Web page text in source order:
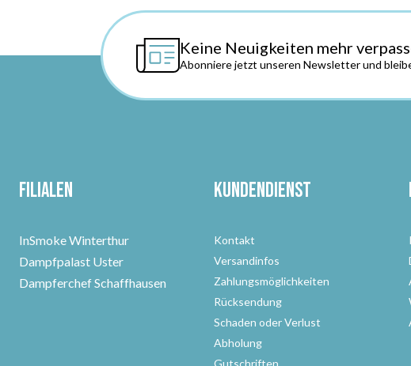
Keine Neuigkeiten mehr
Abonniere jetzt unseren Newsletter und
Filialen
InSmoke Winterthur
Dampfpalast Uster
Dampferchef Schaffhausen
Kundendienst
Kontakt
Versandinfos
Zahlungsmöglichkeiten
Rücksendung
Schaden oder Verlust
Abholung
Gutschriften